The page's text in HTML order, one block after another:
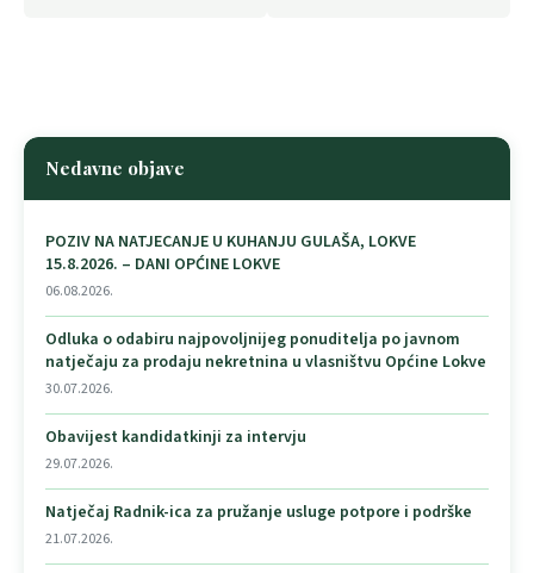
Nedavne objave
POZIV NA NATJECANJE U KUHANJU GULAŠA, LOKVE
15.8.2026. – DANI OPĆINE LOKVE
06.08.2026.
Odluka o odabiru najpovoljnijeg ponuditelja po javnom
natječaju za prodaju nekretnina u vlasništvu Općine Lokve
30.07.2026.
Obavijest kandidatkinji za intervju
29.07.2026.
Natječaj Radnik-ica za pružanje usluge potpore i podrške
21.07.2026.